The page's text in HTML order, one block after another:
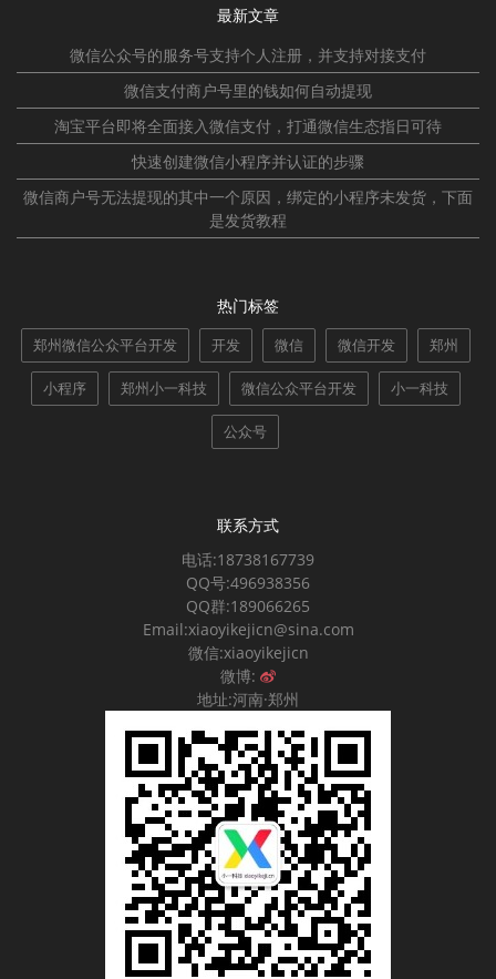
最新文章
微信公众号的服务号支持个人注册，并支持对接支付
微信支付商户号里的钱如何自动提现
淘宝平台即将全面接入微信支付，打通微信生态指日可待
快速创建微信小程序并认证的步骤
微信商户号无法提现的其中一个原因，绑定的小程序未发货，下面
是发货教程
热门标签
郑州微信公众平台开发 开发 微信 微信开发 郑州
小程序 郑州小一科技 微信公众平台开发 小一科技
公众号
联系方式
电话:18738167739
QQ号:496938356
QQ群:189066265
Email:xiaoyikejicn@sina.com
微信:xiaoyikejicn
微博:
地址:河南·郑州